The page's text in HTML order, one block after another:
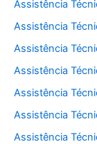
Assistência
Assistência
Assistência
Assistência
Assistência
Assistência
Assistência